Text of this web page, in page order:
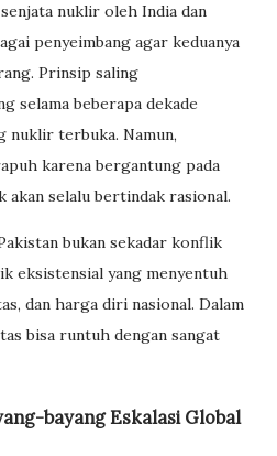
nuklir oleh India dan
penyeimbang agar keduanya
Prinsip saling
selama beberapa dekade
nuklir terbuka. Namun,
karena bergantung pada
akan selalu bertindak rasional.
bukan sekadar konflik
eksistensial yang menyentuh
dan harga diri nasional. Dalam
bisa runtuh dengan sangat
bayang Eskalasi Global